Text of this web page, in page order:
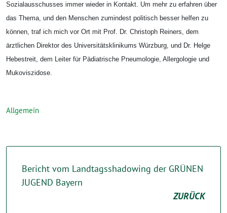
Sozialausschusses immer wieder in Kontakt. Um mehr zu erfahren über
das Thema, und den Menschen zumindest politisch besser helfen zu
können, traf ich mich vor Ort mit Prof. Dr. Christoph Reiners, dem
ärztlichen Direktor des Universitätsklinikums Würzburg, und Dr. Helge
Hebestreit, dem Leiter für Pädiatrische Pneumologie, Allergologie und
Mukoviszidose.
Allgemein
Bericht vom Landtagsshadowing der GRÜNEN
JUGEND Bayern
ZURÜCK